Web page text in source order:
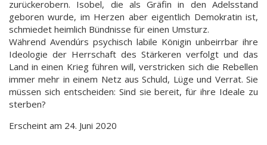
zurückerobern. Isobel, die als Gräfin in den Adelsstand
geboren wurde, im Herzen aber eigentlich Demokratin ist,
schmiedet heimlich Bündnisse für einen Umsturz.
Während Avendúrs psychisch labile Königin unbeirrbar ihre
Ideologie der Herrschaft des Stärkeren verfolgt und das
Land in einen Krieg führen will, verstricken sich die Rebellen
immer mehr in einem Netz aus Schuld, Lüge und Verrat. Sie
müssen sich entscheiden: Sind sie bereit, für ihre Ideale zu
sterben?
Erscheint am 24. Juni 2020